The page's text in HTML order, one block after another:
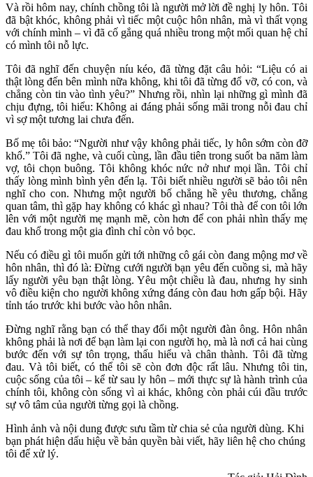
Và rồi hôm nay, chính chồng tôi là người mở lời đề nghị ly hôn. Tôi
đã bật khóc, không phải vì tiếc một cuộc hôn nhân, mà vì thất vọng
với chính mình – vì đã cố gắng quá nhiều trong một mối quan hệ chỉ
có mình tôi nỗ lực.
Tôi đã nghĩ đến chuyện níu kéo, đã từng đặt câu hỏi: “Liệu có ai
thật lòng đến bên mình nữa không, khi tôi đã từng đổ vỡ, có con, và
chẳng còn tin vào tình yêu?” Nhưng rồi, nhìn lại những gì mình đã
chịu đựng, tôi hiểu: Không ai đáng phải sống mãi trong nỗi đau chỉ
vì sợ một tương lai chưa đến.
Bố mẹ tôi bảo: “Người như vậy không phải tiếc, ly hôn sớm còn đỡ
khổ.” Tôi đã nghe, và cuối cùng, lần đầu tiên trong suốt ba năm làm
vợ, tôi chọn buông. Tôi không khóc nức nở như mọi lần. Tôi chỉ
thấy lòng mình bình yên đến lạ. Tôi biết nhiều người sẽ bảo tôi nên
nghĩ cho con. Nhưng một người bố chẳng hề yêu thương, chẳng
quan tâm, thì gặp hay không có khác gì nhau? Tôi thà để con tôi lớn
lên với một người mẹ mạnh mẽ, còn hơn để con phải nhìn thấy mẹ
đau khổ trong một gia đình chỉ còn vỏ bọc.
Nếu có điều gì tôi muốn gửi tới những cô gái còn đang mộng mơ về
hôn nhân, thì đó là: Đừng cưới người bạn yêu đến cuồng si, mà hãy
lấy người yêu bạn thật lòng. Yêu một chiều là đau, nhưng hy sinh
vô điều kiện cho người không xứng đáng còn đau hơn gấp bội. Hãy
tỉnh táo trước khi bước vào hôn nhân.
Đừng nghĩ rằng bạn có thể thay đổi một người đàn ông. Hôn nhân
không phải là nơi để bạn làm lại con người họ, mà là nơi cả hai cùng
bước đến với sự tôn trọng, thấu hiểu và chân thành. Tôi đã từng
đau. Và tôi biết, có thể tôi sẽ còn đơn độc rất lâu. Nhưng tôi tin,
cuộc sống của tôi – kể từ sau ly hôn – mới thực sự là hành trình của
chính tôi, không còn sống vì ai khác, không còn phải cúi đầu trước
sự vô tâm của người từng gọi là chồng.
Hình ảnh và nội dung được sưu tầm từ chia sẻ của người dùng. Khi
bạn phát hiện dấu hiệu về bản quyền bài viết, hãy liên hệ cho chúng
tôi để xử lý.